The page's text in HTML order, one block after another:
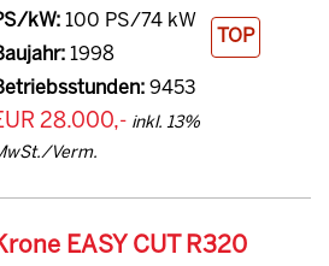
kW:100 PS/74 kW
1998
9453
TOP
28.000,- inkl. 13%
Verm.
EASY CUT R320